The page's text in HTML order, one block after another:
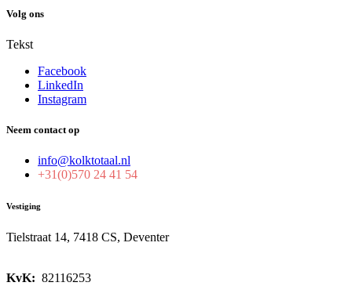
Volg ons
Tekst
Facebook
LinkedIn
Instagram
Neem contact op
info@kolktotaal.nl
+31(0)570 24 41 54
Vestiging
Tielstraat 14, 7418 CS, Deventer
KvK: 82116253